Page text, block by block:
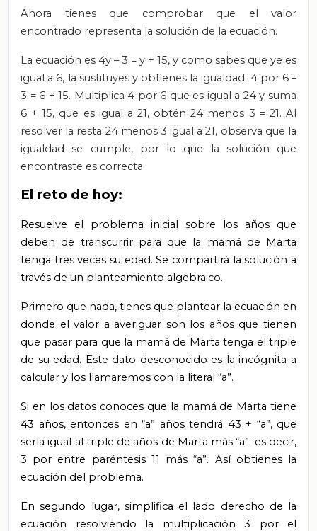
Ahora tienes que comprobar que el valor
encontrado representa la solución de la ecuación.
La ecuación es 4y – 3 = y + 15, y como sabes que ye es
igual a 6, la sustituyes y obtienes la igualdad: 4 por 6 –
3 = 6 + 15. Multiplica 4 por 6 que es igual a 24 y suma
6 + 15, que es igual a 21, obtén 24 menos 3 = 21. Al
resolver la resta 24 menos 3 igual a 21, observa que la
igualdad se cumple, por lo que la solución que
encontraste es correcta.
El reto de hoy:
Resuelve el problema inicial sobre los años que
deben de transcurrir para que la mamá de Marta
tenga tres veces su edad. Se compartirá la solución a
través de un planteamiento algebraico.
Primero que nada, tienes que plantear la ecuación en
donde el valor a averiguar son los años que tienen
que pasar para que la mamá de Marta tenga el triple
de su edad. Este dato desconocido es la incógnita a
calcular y los llamaremos con la literal “a”.
Si en los datos conoces que la mamá de Marta tiene
43 años, entonces en “a” años tendrá 43 + “a”, que
sería igual al triple de años de Marta más “a”; es decir,
3 por entre paréntesis 11 más “a”. Así obtienes la
ecuación del problema.
En segundo lugar, simplifica el lado derecho de la
ecuación resolviendo la multiplicación 3 por el